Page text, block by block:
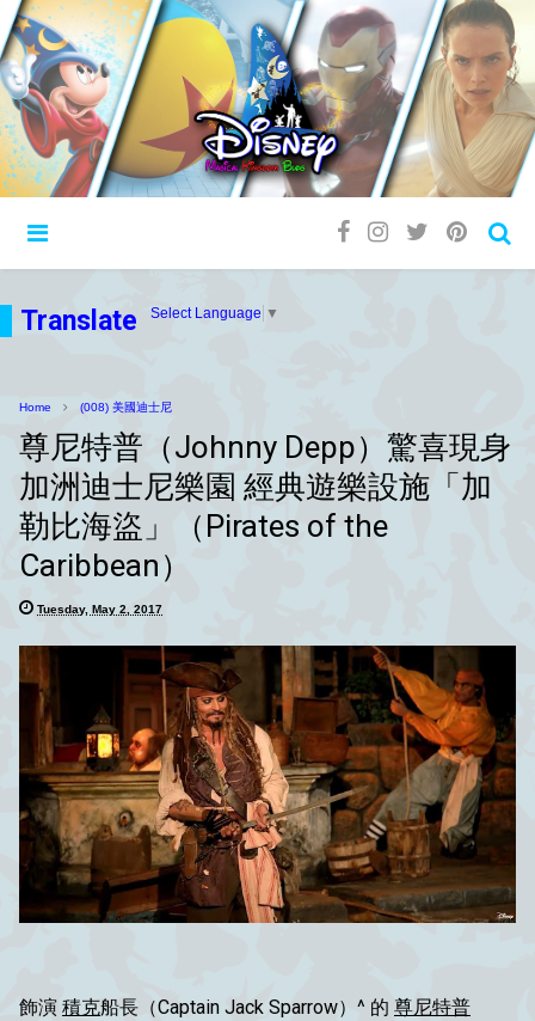
Translate Select Language ▼
Home (008) 美國迪士尼
尊尼特普（Johnny Depp）驚喜現身
加洲迪士尼樂園 經典遊樂設施「加
勒比海盜」（Pirates of the
Caribbean）
Tuesday, May 2, 2017
飾演 積克船長（Captain Jack Sparrow）^ 的 尊尼特普